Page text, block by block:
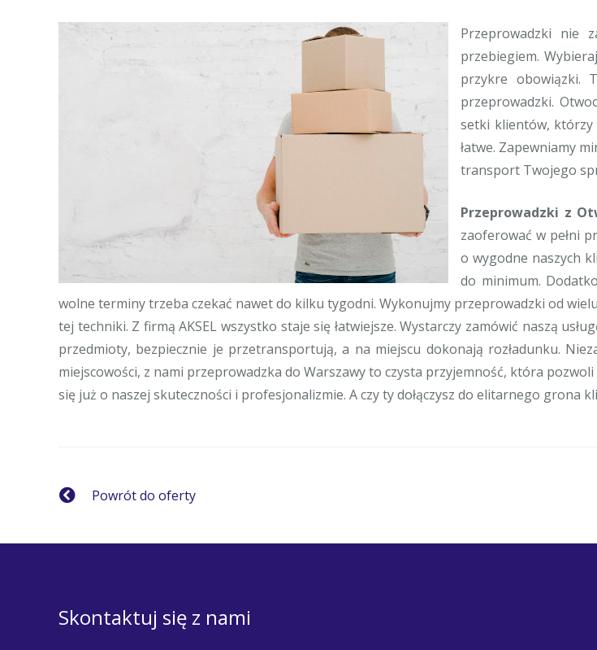
Przeprowadzki nie
przebiegiem.
przykre obowiązki.
przeprowadzki.
setki klientów, którzy
łatwe. Zapewniamy
transport Twojego
Przeprowadzki z
zaoferować w pełni
o wygodne naszych
do minimum.
wolne terminy trzeba czekać nawet do kilku tygodni. Wykonujmy przeprowadzki od
tej techniki. Z firmą AKSEL wszystko staje się łatwiejsze. Wystarczy zamówić naszą
przedmioty, bezpiecznie je przetransportują, a na miejscu dokonają rozładunku.
miejscowości, z nami przeprowadzka do Warszawy to czysta przyjemność, która
się już o naszej skuteczności i profesjonalizmie. A czy ty dołączysz do elitarnego grona
Powrót do oferty
Skontaktuj się z nami